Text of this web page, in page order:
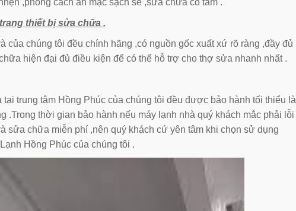
thiết bị sửa chữa .
của chúng tôi đều chính hãng ,có nguồn gốc xuất xứ rõ ràng ,đầy đủ
hiện đại đủ điều kiện để có thể hỗ trợ cho thợ sửa nhanh nhất .
trung tâm Hồng Phúc của chúng tôi đều được bảo hành tối thiểu là
.Trong thời gian bảo hành nếu máy lạnh nhà quý khách mắc phải lỗi
sửa chữa miễn phí ,nên quý khách cứ yên tâm khi chọn sử dụng
Hồng Phúc của chúng tôi .